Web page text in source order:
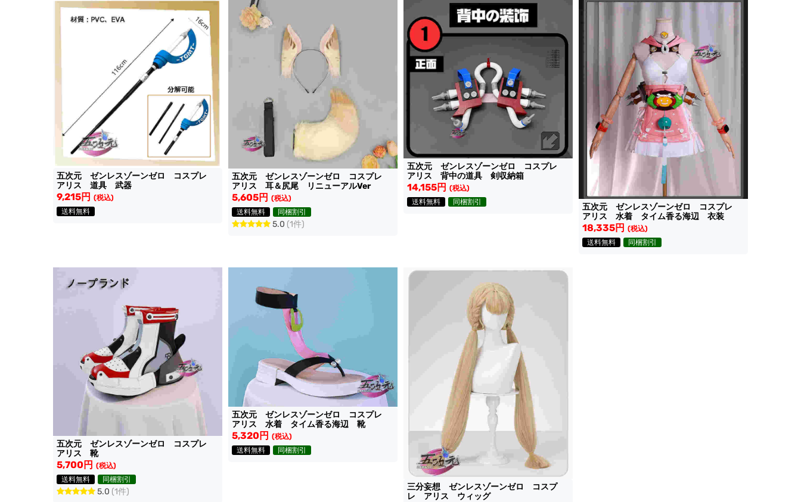
五次元 ゼンレスゾーンゼロ コスプレ
アリス 道具 武器
9,215円 (税込)
送料無料
五次元 ゼンレスゾーンゼロ コスプレ
アリス 耳＆尻尾 リニューアルVer
5,605円 (税込)
送料無料
同梱割引
5.0 (1件)
五次元 ゼンレスゾーンゼロ コスプレ
アリス 背中の道具 剣収納箱
14,155円 (税込)
送料無料
同梱割引
五次元 ゼンレスゾーンゼロ コスプレ
アリス 水着 タイム香る海辺 衣装
18,335円 (税込)
送料無料
同梱割引
五次元 ゼンレスゾーンゼロ コスプレ
アリス 靴
5,700円 (税込)
送料無料
同梱割引
5.0 (1件)
五次元 ゼンレスゾーンゼロ コスプレ
アリス 水着 タイム香る海辺 靴
5,320円 (税込)
送料無料
同梱割引
三分妄想 ゼンレスゾーンゼロ コスプ
レ アリス ウィッグ